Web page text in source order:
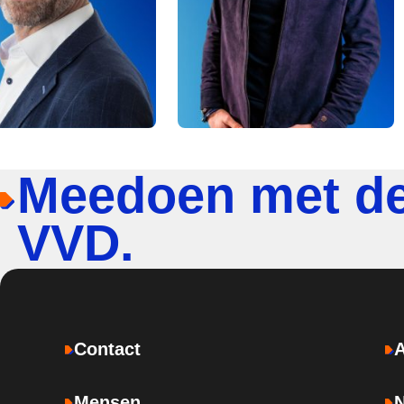
Meedoen met
VVD.
Contact